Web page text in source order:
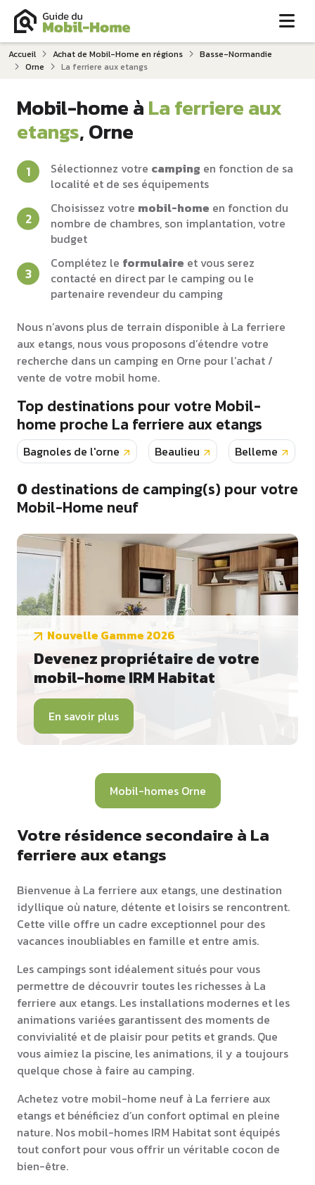
Accueil Achat de Mobil-Home en régions
Basse-Normandie
Orne
La ferriere aux etangs
Mobil-home àLa ferriere aux
etangs, Orne
Sélectionnez votre camping en fonction de sa
localité et de ses équipements
Choisissez votre mobil-home en fonction du
nombre de chambres, son implantation, votre
budget
Complétez le formulaire et vous serez
contacté en direct par le camping ou le
partenaire revendeur du camping
Nous n’avons plus de terrain disponible à La ferriere
aux etangs, nous vous proposons d’étendre votre
recherche dans un camping en Orne pour l’achat /
vente de votre mobil home.
Top destinations pour votre Mobil-
home proche La ferriere aux etangs
Bagnoles de l'orne Beaulieu Belleme
0destinations de camping(s) pour votre
Mobil-Home neuf
Nouvelle Gamme 2026
Devenez propriétaire de votre
mobil-home IRM Habitat
En savoir plus
Mobil-homes Orne
Votre résidence secondaire à La
ferriere aux etangs
Bienvenue à La ferriere aux etangs, une destination
idyllique où nature, détente et loisirs se rencontrent.
Cette ville offre un cadre exceptionnel pour des
vacances inoubliables en famille et entre amis.
Les campings sont idéalement situés pour vous
permettre de découvrir toutes les richesses à La
ferriere aux etangs. Les installations modernes et les
animations variées garantissent des moments de
convivialité et de plaisir pour petits et grands. Que
vous aimiez la piscine, les animations, il y a toujours
quelque chose à faire au camping.
Achetez votre mobil-home neuf à La ferriere aux
etangs et bénéficiez d’un confort optimal en pleine
nature. Nos mobil-homes IRM Habitat sont équipés
tout confort pour vous offrir un véritable cocon de
bien-être.